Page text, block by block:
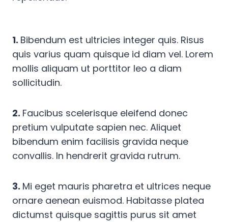
1. Bibendum est ultricies integer quis. Risus
quis varius quam quisque id diam vel. Lorem
mollis aliquam ut porttitor leo a diam
sollicitudin.
2. Faucibus scelerisque eleifend donec
pretium vulputate sapien nec. Aliquet
bibendum enim facilisis gravida neque
convallis. In hendrerit gravida rutrum.
3. Mi eget mauris pharetra et ultrices neque
ornare aenean euismod. Habitasse platea
dictumst quisque sagittis purus sit amet